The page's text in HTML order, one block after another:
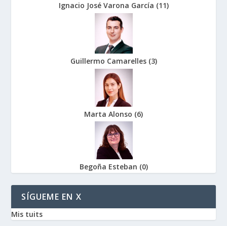
Ignacio José Varona García (11)
Guillermo Camarelles (3)
Marta Alonso (6)
Begoña Esteban (0)
SÍGUEME EN X
Mis tuits